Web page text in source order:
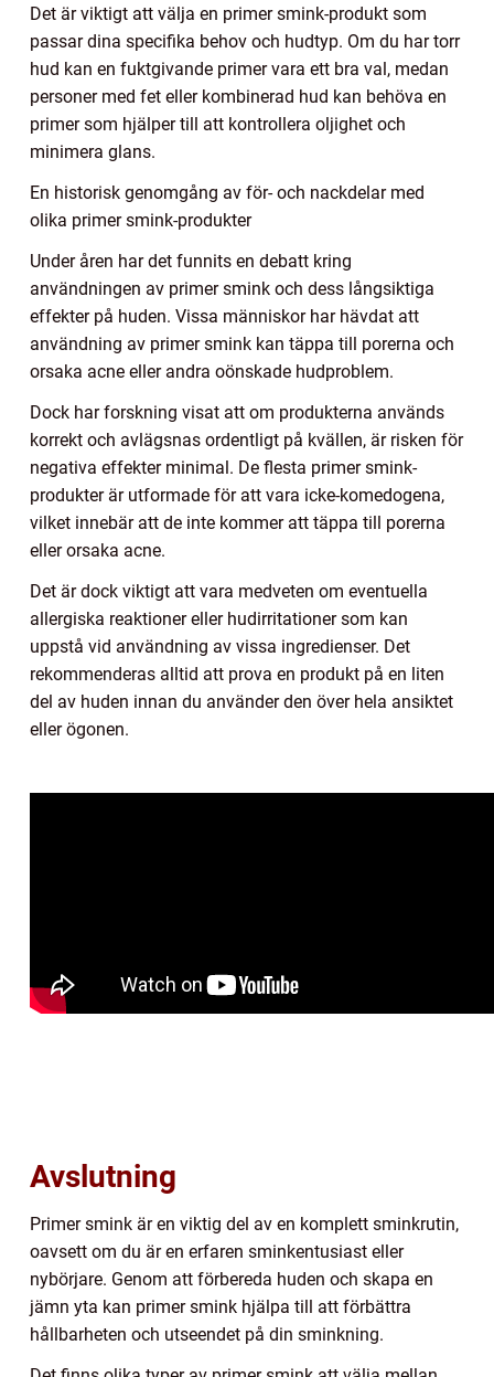
Det är viktigt att välja en primer smink-produkt som
passar dina specifika behov och hudtyp. Om du har torr
hud kan en fuktgivande primer vara ett bra val, medan
personer med fet eller kombinerad hud kan behöva en
primer som hjälper till att kontrollera oljighet och
minimera glans.
En historisk genomgång av för- och nackdelar med
olika primer smink-produkter
Under åren har det funnits en debatt kring
användningen av primer smink och dess långsiktiga
effekter på huden. Vissa människor har hävdat att
användning av primer smink kan täppa till porerna och
orsaka acne eller andra oönskade hudproblem.
Dock har forskning visat att om produkterna används
korrekt och avlägsnas ordentligt på kvällen, är risken för
negativa effekter minimal. De flesta primer smink-
produkter är utformade för att vara icke-komedogena,
vilket innebär att de inte kommer att täppa till porerna
eller orsaka acne.
Det är dock viktigt att vara medveten om eventuella
allergiska reaktioner eller hudirritationer som kan
uppstå vid användning av vissa ingredienser. Det
rekommenderas alltid att prova en produkt på en liten
del av huden innan du använder den över hela ansiktet
eller ögonen.
Avslutning
Primer smink är en viktig del av en komplett sminkrutin,
oavsett om du är en erfaren sminkentusiast eller
nybörjare. Genom att förbereda huden och skapa en
jämn yta kan primer smink hjälpa till att förbättra
hållbarheten och utseendet på din sminkning.